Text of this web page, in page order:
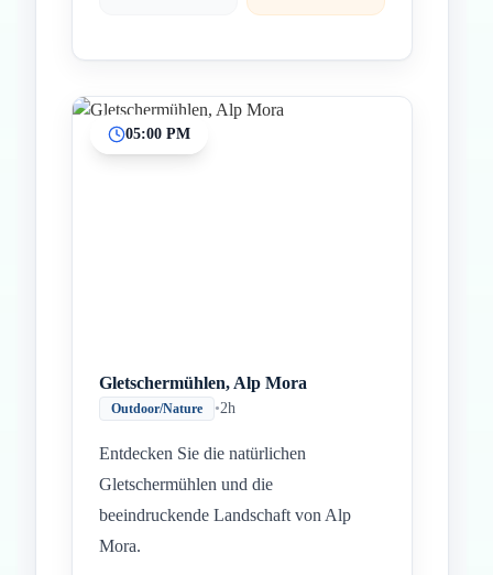
05:00 PM
Gletschermühlen, Alp Mora
Outdoor/Nature •2h
Entdecken Sie die natürlichen
Gletschermühlen und die
beeindruckende Landschaft von Alp
Mora.